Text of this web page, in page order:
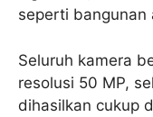
seperti bangunan
Seluruh kamera
resolusi 50 MP,
dihasilkan cukup